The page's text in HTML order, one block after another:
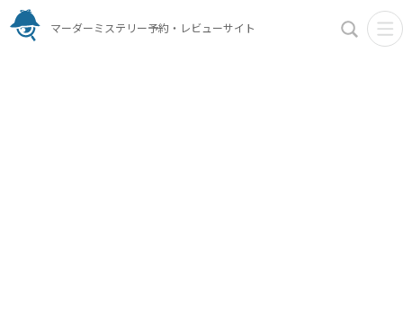
マーダーミステリー予約・レビューサイト